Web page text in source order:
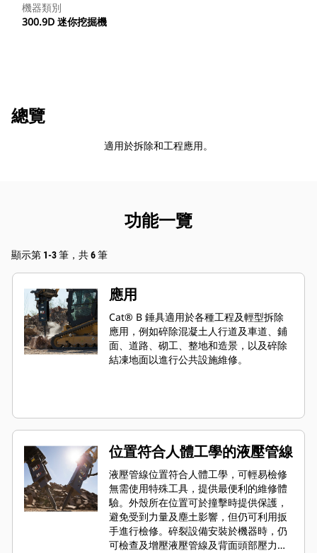
機器類別
300.9D 迷你挖掘機
總覽
適用於拆除和工程應用。
功能一覽
顯示第 1-3 筆，共 6 筆
應用
Cat® B 錘具適用於各種工程及輕型拆除
應用，例如碎除混凝土人行道及車道、鋪
面、道路、砌工、整地和造景，以及碎除
結凍地面以進行公共設施維修。
位置符合人體工學的液壓管線
液壓管線位置符合人體工學，可輕易檢修
無需使用特殊工具，提供最便利的維修體
驗。外殼所在位置可於撞擊時提供保護，
避免受到力量及塵土影響，但仍可利用扳
手進行檢修。碎裂設備安裝於機器時，仍
可檢查及增壓液壓管線及背面頭部壓力，